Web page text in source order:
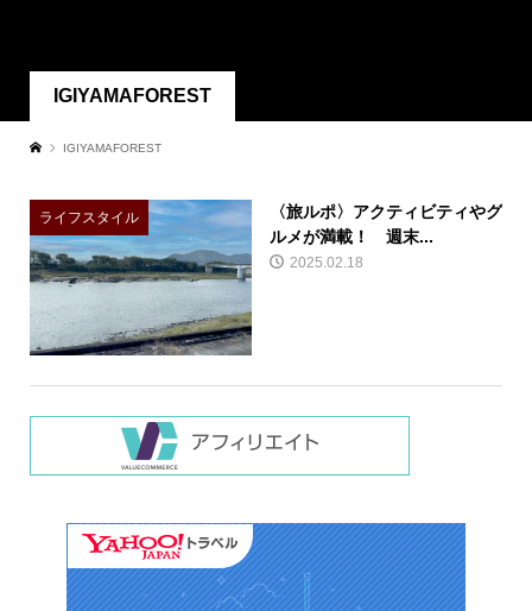
IGIYAMAFOREST
IGIYAMAFOREST
ライフスタイル
〈旅ルポ〉アクティビティやグ
ルメが満載！ 週末...
2025.02.18